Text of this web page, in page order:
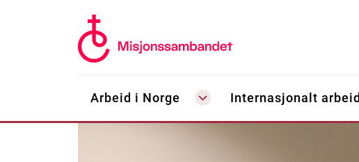
Arbeid i Norge Internasjonalt arbeid